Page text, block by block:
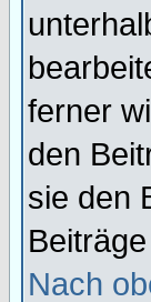
ferner
den
sie den
Nach